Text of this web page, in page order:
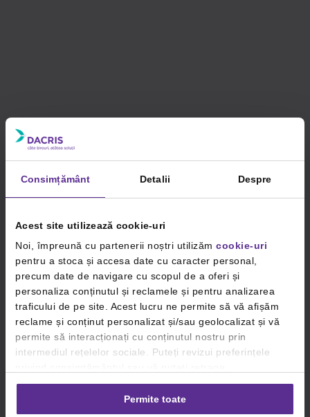
Consimțământ Detalii Despre
Acest site utilizează cookie-uri
Noi, împreună cu partenerii noștri utilizăm cookie-uri
pentru a stoca și accesa date cu caracter personal,
precum date de navigare cu scopul de a oferi și
personaliza conținutul și reclamele și pentru analizarea
traficului de pe site. Acest lucru ne permite să vă afișăm
reclame și conținut personalizat și/sau geolocalizat și vă
permite să interacționați cu conținutul nostru prin
intermediul rețelelor sociale. Puteți revizui preferințele
consimțământul oricând, făcând click pe linkul către
setările dvs. de cookie-uri.Permite toate